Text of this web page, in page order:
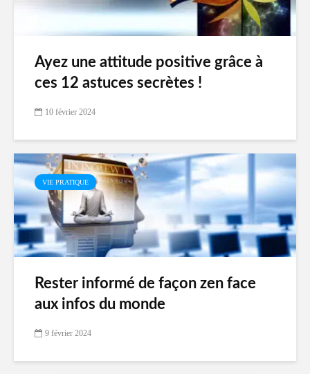
Ayez une attitude positive grâce à
ces 12 astuces secrètes !
10 février 2024
VIE PRATIQUE
Rester informé de façon zen face
aux infos du monde
9 février 2024